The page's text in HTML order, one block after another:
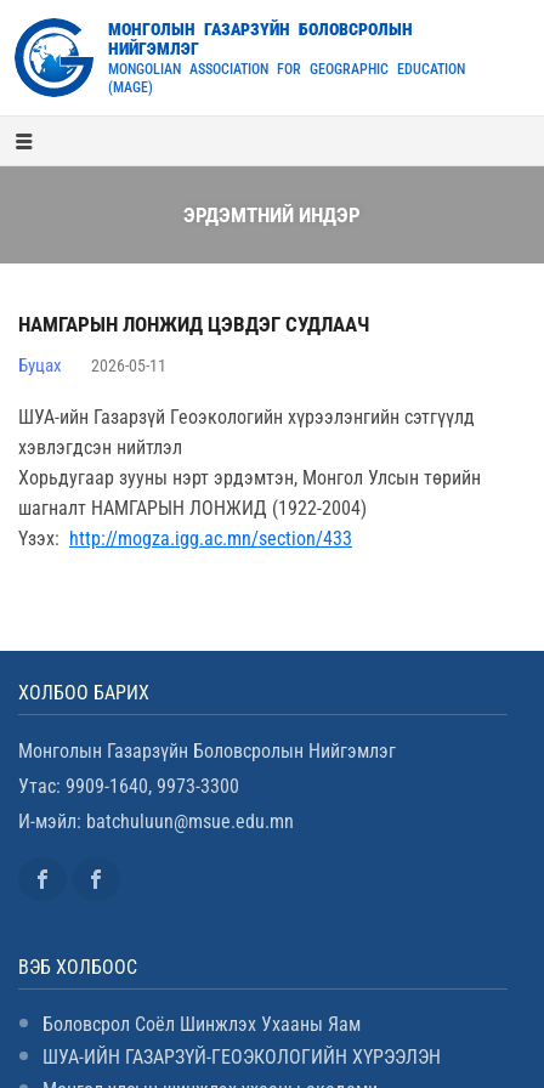
МОНГОЛЫН ГАЗАРЗҮЙН БОЛОВСРОЛЫН
НИЙГЭМЛЭГ
MONGOLIAN ASSOCIATION FOR GEOGRAPHIC EDUCATION
(MAGE)
ЭРДЭМТНИЙ ИНДЭР
НАМГАРЫН ЛОНЖИД ЦЭВДЭГ СУДЛААЧ
Буцах 2026-05-11
ШУА-ийн Газарзүй Геоэкологийн хүрээлэнгийн сэтгүүлд
хэвлэгдсэн нийтлэл
Хорьдугаар зууны нэрт эрдэмтэн, Монгол Улсын төрийн
шагналт НАМГАРЫН ЛОНЖИД (1922-2004)
Үзэх: http://mogza.igg.ac.mn/section/433
ХОЛБОО БАРИХ
Монголын Газарзүйн Боловсролын Нийгэмлэг
Утас: 9909-1640, 9973-3300
И-мэйл: batchuluun@msue.edu.mn
ВЭБ ХОЛБООС
Боловсрол Соёл Шинжлэх Ухааны Яам
ШУА-ИЙН ГАЗАРЗҮЙ-ГЕОЭКОЛОГИЙН ХҮРЭЭЛЭН